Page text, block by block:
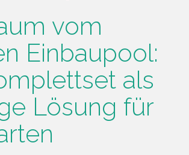
vom
Einbaupool:
als
Lösung für